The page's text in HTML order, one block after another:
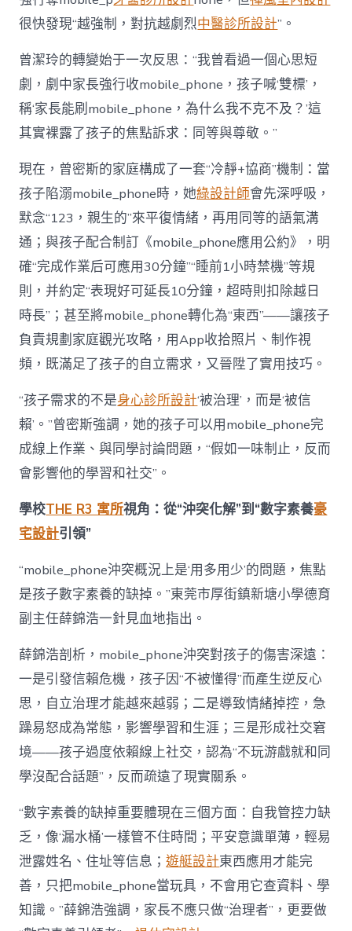
很快發現“越強制，對抗越劇烈中醫診所設計”。
曾潔玲的轉變始于一次反思：“我曾看過一個心思短
劇，劇中家長強行收mobile_phone，孩子喊‘雙標’，
稱‘家長能刷mobile_phone，為什么我不克不及？’這
其實裸露了孩子的焦點訴求：同等與尊敬。”
現在，曾密斯的家庭構成了一套“冷靜+協商”機制：當
孩子陷溺mobile_phone時，她綠設計師會先深呼吸，
默念“123，親生的”來平復情緒，再用同等的語氣溝
通；與孩子配合制訂《mobile_phone應用公約》，明
確“完成作業后可應用30分鐘”“睡前1小時禁機”等規
則，并約定“表現好可延長10分鐘，超時則扣除越日
時長”；甚至將mobile_phone轉化為“東西”——讓孩子
負責規劃家庭觀光攻略，用App收拾照片、制作視
頻，既滿足了孩子的自立需求，又晉陞了實用技巧。
“孩子需求的不是身心診所設計‘被治理’，而是‘被信
賴’。”曾密斯強調，她的孩子可以用mobile_phone完
成線上作業、與同學討論問題，“假如一味制止，反而
會影響他的學習和社交”。
學校THE R3 寓所視角：從“沖突化解”到“數字素養豪
宅設計引領”
“mobile_phone沖突概況上是‘用多用少’的問題，焦點
是孩子數字素養的缺掉。”東莞市厚街鎮新塘小學德育
副主任薛錦浩一針見血地指出。
薛錦浩剖析，mobile_phone沖突對孩子的傷害深遠：
一是引發信賴危機，孩子因“不被懂得”而產生逆反心
思，自立治理才能越來越弱；二是導致情緒掉控，急
躁易怒成為常態，影響學習和生涯；三是形成社交窘
境——孩子過度依賴線上社交，認為“不玩游戲就和同
學沒配合話題”，反而疏遠了現實關系。
“數字素養的缺掉重要體現在三個方面：自我管控力缺
乏，像‘漏水桶’一樣管不住時間；平安意識單薄，輕易
泄露姓名、住址等信息；遊艇設計東西應用才能完
善，只把mobile_phone當玩具，不會用它查資料、學
知識。”薛錦浩強調，家長不應只做“治理者”，更要做